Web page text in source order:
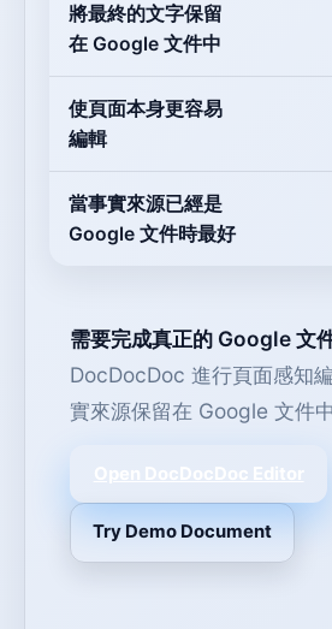
將最終的文字保留
在 Google 文件中
使頁面本身更容易
編輯
當事實來源已經是
Google 文件時最好
需要完成真正的 Google 文
DocDocDoc 進行頁面感知
實來源保留在 Google 文件中
Open DocDocDoc Editor
Try Demo Document